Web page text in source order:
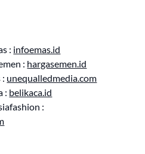
: infoemas.id
: hargasemen.id
unequalledmedia.com
: belikaca.id
: